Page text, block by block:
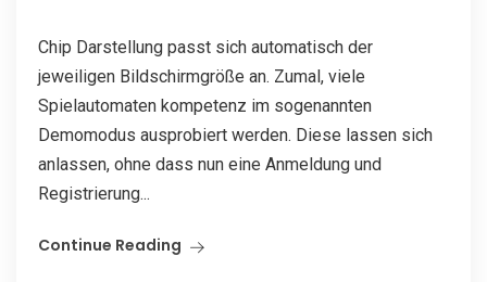
Chip Darstellung passt sich automatisch der
jeweiligen Bildschirmgröße an. Zumal, viele
Spielautomaten kompetenz im sogenannten
Demomodus ausprobiert werden. Diese lassen sich
anlassen, ohne dass nun eine Anmeldung und
Registrierung...
Continue Reading